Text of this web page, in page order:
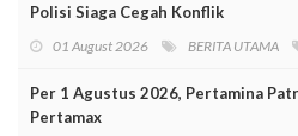
Polisi Siaga Cegah Konflik
01 August 2026 BERITA UTAMA
Per 1 Agustus 2026, Pertamina
Pertamax